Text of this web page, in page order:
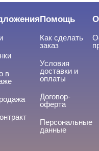
Cвернуть
в
Помощь
Как сделать
заказ
Условия
доставки и
оплаты
Договор-
оферта
Персональные
данные